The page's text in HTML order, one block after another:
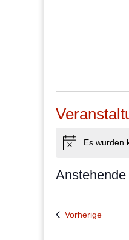
Hinweis
Es wurden
Anstehende
Vorherige